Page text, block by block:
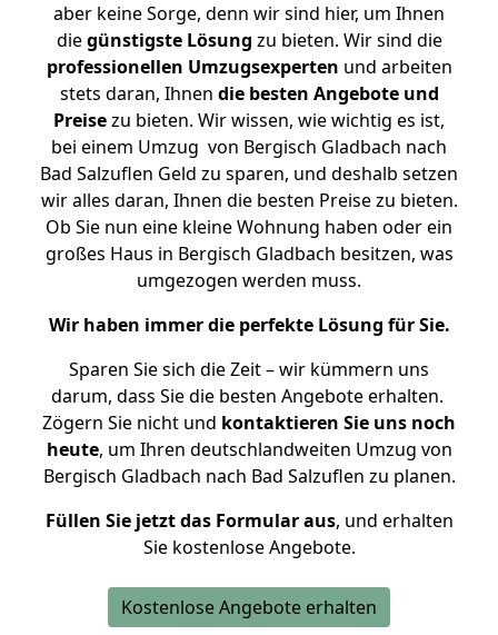
aber keine Sorge, denn wir sind hier, um Ihnen
diegünstigste Lösung zu bieten. Wir sind die
professionellen Umzugsexperten und arbeiten
stets daran, Ihnen die besten Angebote und
Preisezu bieten. Wir wissen, wie wichtig es ist,
bei einem Umzug von Bergisch Gladbach nach
Bad Salzuflen Geld zu sparen, und deshalb setzen
wir alles daran, Ihnen die besten Preise zu bieten.
Ob Sie nun eine kleine Wohnung haben oder ein
großes Haus in Bergisch Gladbach besitzen, was
umgezogen werden muss.
Wir haben immer die perfekte Lösung für Sie.
Sparen Sie sich die Zeit – wir kümmern uns
darum, dass Sie die besten Angebote erhalten.
Zögern Sie nicht und kontaktieren Sie uns noch
heute, um Ihren deutschlandweiten Umzug von
Bergisch Gladbach nach Bad Salzuflen zu planen.
Füllen Sie jetzt das Formular aus, und erhalten
Sie kostenlose Angebote.
Kostenlose Angebote erhalten